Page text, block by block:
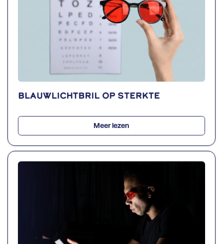
Blauwlichtbril op sterkte
Meer lezen